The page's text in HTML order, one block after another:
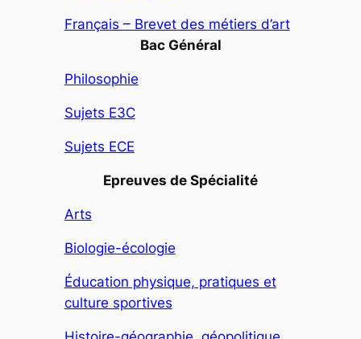
Français – Brevet des métiers d’art
Bac Général
Philosophie
Sujets E3C
Sujets ECE
Epreuves de Spécialité
Arts
Biologie-écologie
Éducation physique, pratiques et
culture sportives